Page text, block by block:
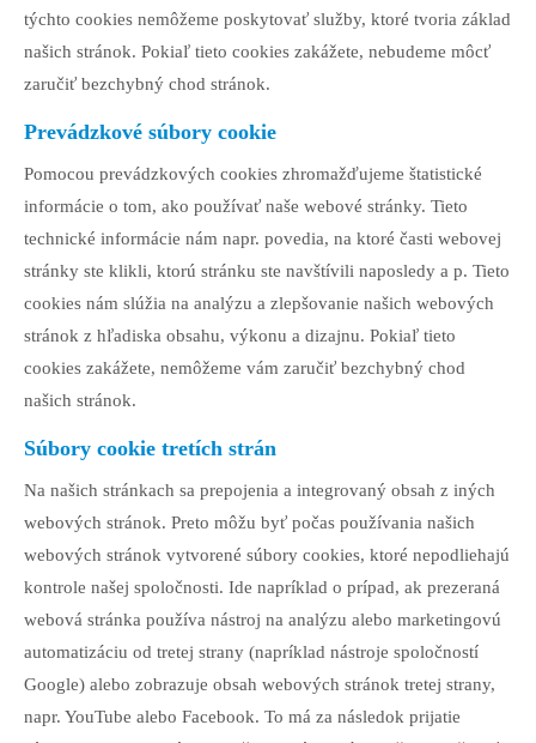
týchto cookies nemôžeme poskytovať služby, ktoré tvoria základ
našich stránok. Pokiaľ tieto cookies zakážete, nebudeme môcť
zaručiť bezchybný chod stránok.
Prevádzkové súbory cookie
Pomocou prevádzkových cookies zhromažďujeme štatistické
informácie o tom, ako používať naše webové stránky. Tieto
technické informácie nám napr. povedia, na ktoré časti webovej
stránky ste klikli, ktorú stránku ste navštívili naposledy a p. Tieto
cookies nám slúžia na analýzu a zlepšovanie našich webových
stránok z hľadiska obsahu, výkonu a dizajnu. Pokiaľ tieto
cookies zakážete, nemôžeme vám zaručiť bezchybný chod
našich stránok.
Súbory cookie tretích strán
Na našich stránkach sa prepojenia a integrovaný obsah z iných
webových stránok. Preto môžu byť počas používania našich
webových stránok vytvorené súbory cookies, ktoré nepodliehajú
kontrole našej spoločnosti. Ide napríklad o prípad, ak prezeraná
webová stránka používa nástroj na analýzu alebo marketingovú
automatizáciu od tretej strany (napríklad nástroje spoločností
Google) alebo zobrazuje obsah webových stránok tretej strany,
napr. YouTube alebo Facebook. To má za následok prijatie